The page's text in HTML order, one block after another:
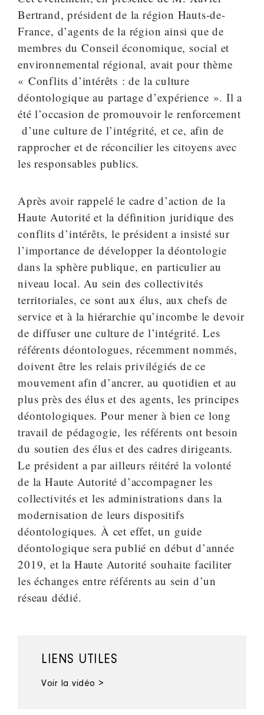
Bertrand, président de la région Hauts-de-
France, d’agents de la région ainsi que de
membres du Conseil économique, social et
environnemental régional, avait pour thème
« Conflits d’intérêts : de la culture
déontologique au partage d’expérience ». Il a
été l’occasion de promouvoir le renforcement
d’une culture de l’intégrité, et ce, afin de
rapprocher et de réconcilier les citoyens avec
les responsables publics.
Après avoir rappelé le cadre d’action de la
Haute Autorité et la définition juridique des
conflits d’intérêts, le président a insisté sur
l’importance de développer la déontologie
dans la sphère publique, en particulier au
niveau local. Au sein des collectivités
territoriales, ce sont aux élus, aux chefs de
service et à la hiérarchie qu’incombe le devoir
de diffuser une culture de l’intégrité. Les
référents déontologues, récemment nommés,
doivent être les relais privilégiés de ce
mouvement afin d’ancrer, au quotidien et au
plus près des élus et des agents, les principes
déontologiques. Pour mener à bien ce long
travail de pédagogie, les référents ont besoin
du soutien des élus et des cadres dirigeants.
Le président a par ailleurs réitéré la volonté
de la Haute Autorité d’accompagner les
collectivités et les administrations dans la
modernisation de leurs dispositifs
déontologiques. À cet effet, un guide
déontologique sera publié en début d’année
2019, et la Haute Autorité souhaite faciliter
les échanges entre référents au sein d’un
réseau dédié.
LIENS UTILES
Voir la vidéo >